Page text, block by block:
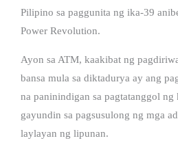
Pilipino sa paggunita ng ika-39
Power Revolution.
Ayon sa ATM, kaakibat ng
bansa mula sa diktadurya ay ang
na paninindigan sa pagtatanggol ng
gayundin sa pagsusulong ng mga
laylayan ng lipunan.